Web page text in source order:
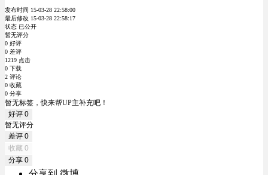
发布时间 15-03-28 22:58:00
最后修改 15-03-28 22:58:17
状态 已公开
暂无评分
0 好评
0 差评
1219 点击
0 下载
2 评论
0 收藏
0 分享
暂无标签，快来帮UP主补充吧！
好评 0
暂无评分
差评 0
收藏 0
分享 0